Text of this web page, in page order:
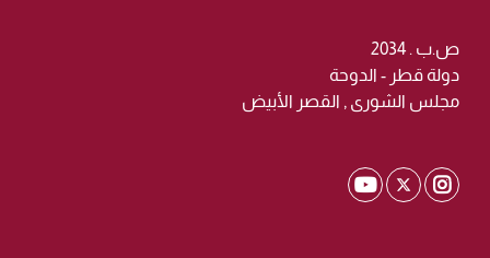
ص.ب . 2034
دولة قطر - الدوحة
مجلس الشورى , القصر الأبيض
Shura Instagram
Shura Twitter
Shura Youtube